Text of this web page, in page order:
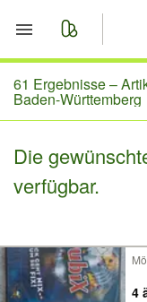
Start
Merkliste
Nachrichten
61 Ergebnisse –
Baden-Württemberg
Die
verfügbar.
4